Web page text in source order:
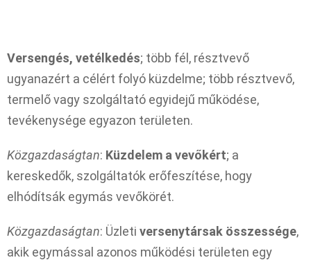
Versengés, vetélkedés; több fél, résztvevő
ugyanazért a célért folyó küzdelme; több résztvevő,
termelő vagy szolgáltató egyidejű működése,
tevékenysége egyazon területen.
Közgazdaságtan: Küzdelem a vevőkért; a
kereskedők, szolgáltatók erőfeszítése, hogy
elhódítsák egymás vevőkörét.
Közgazdaságtan: Üzleti versenytársak összessége,
akik egymással azonos működési területen egy